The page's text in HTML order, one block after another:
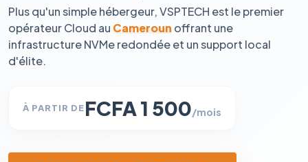
Plus qu'un simple hébergeur, VSPTECH est le premier
opérateur Cloud au Cameroun offrant une
infrastructure NVMe redondée et un support local
d'élite.
À PARTIR DEFCFA 1 500/mois